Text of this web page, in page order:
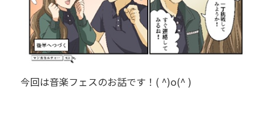
今回は音楽フェスのお話です！( ^)o(^ )